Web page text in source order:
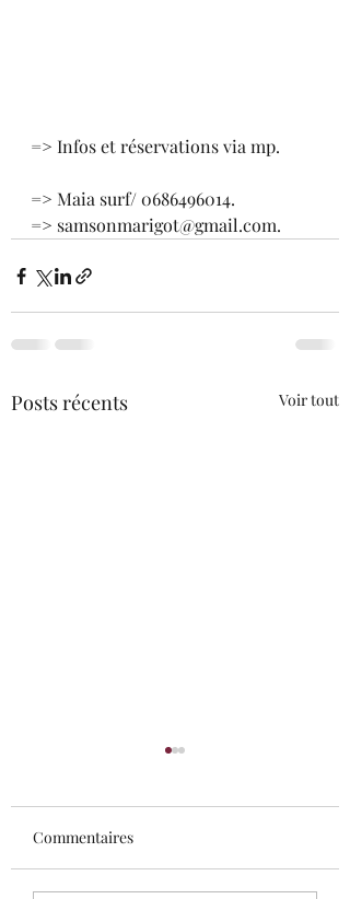
=> Infos et réservations via mp.
=> Maia surf/ 0686496014.
=> samsonmarigot@gmail.com.
Posts récents Voir tout
Commentaires